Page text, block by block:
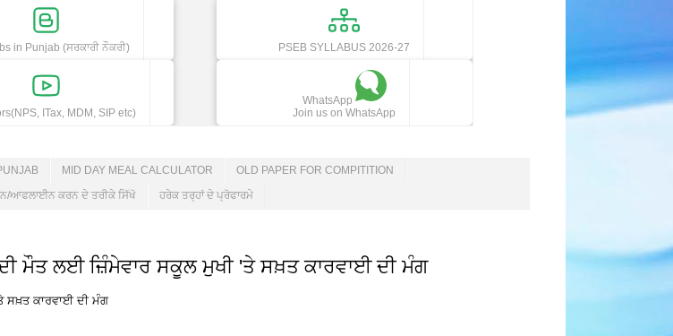
in Punjab (ਸਰਕਾਰੀ ਨੌਕਰੀ)
PSEB SYLLABUS 2026-27
ITax, MDM, SIP etc)
WhatsApp
Join us on WhatsApp
MID DAY MEAL CALCULATOR OLD PAPER FOR COMPITITION
ਆਫਲਾਈਨ ਕਰਨ ਦੇ ਤਰੀਕੇ ਸਿੱਖੋ ਹਰੇਕ ਤਰ੍ਹਾਂ ਦੇ ਪ੍ਰੋਫਾਰਮੇ
ਮੌਤ ਲਈ ਜ਼ਿੰਮੇਵਾਰ ਸਕੂਲ ਮੁਖੀ 'ਤੇ ਸਖ਼ਤ ਕਾਰਵਾਈ ਦੀ ਮੰਗ
ਸਖ਼ਤ ਕਾਰਵਾਈ ਦੀ ਮੰਗ